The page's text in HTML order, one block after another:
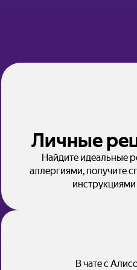
Личные
Найдите идеальные
аллергиями, получите
В чате с